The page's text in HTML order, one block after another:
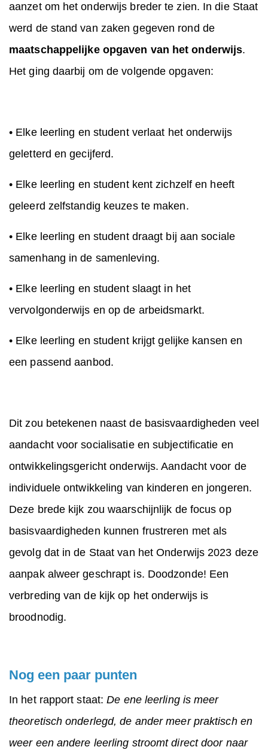
aanzet om het onderwijs breder te zien. In die Staat
werd de stand van zaken gegeven rond de
maatschappelijke opgaven van het onderwijs.
Het ging daarbij om de volgende opgaven:
• Elke leerling en student verlaat het onderwijs
geletterd en gecijferd.
• Elke leerling en student kent zichzelf en heeft
geleerd zelfstandig keuzes te maken.
• Elke leerling en student draagt bij aan sociale
samenhang in de samenleving.
• Elke leerling en student slaagt in het
vervolgonderwijs en op de arbeidsmarkt.
• Elke leerling en student krijgt gelijke kansen en
een passend aanbod.
Dit zou betekenen naast de basisvaardigheden veel
aandacht voor socialisatie en subjectificatie en
ontwikkelingsgericht onderwijs. Aandacht voor de
individuele ontwikkeling van kinderen en jongeren.
Deze brede kijk zou waarschijnlijk de focus op
basisvaardigheden kunnen frustreren met als
gevolg dat in de Staat van het Onderwijs 2023 deze
aanpak alweer geschrapt is. Doodzonde! Een
verbreding van de kijk op het onderwijs is
broodnodig.
Nog een paar punten
In het rapport staat:De ene leerling is meer
theoretisch onderlegd, de ander meer praktisch en
weer een andere leerling stroomt direct door naar